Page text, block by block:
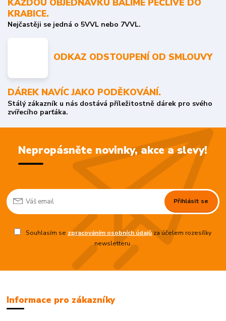
KRABICE.
Nejčastěji se jedná o 5VVL nebo 7VVL.
ODKAZ ODSTOUPENÍ OD SMLOUVY
DÁREK NAVÍC JAKO PODĚKOVÁNÍ.
Stálý zákazník u nás dostává příležitostně dárek pro svého
zvířecího parťáka.
Nepropásněte novinky, akce a slevy!
Přihlásit se
Souhlasím se zpracováním osobních údajůza účelem rozesílky
newsletteru.
Informace pro zákazníky